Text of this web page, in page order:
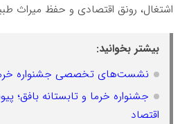
اشتغال، رونق اقتصادی و حفظ میراث
بیشتر بخوانید:
نشست‌های تخصصی جشنواره خرما
جشنواره خرما و تابستانه بافق؛
اقتصاد